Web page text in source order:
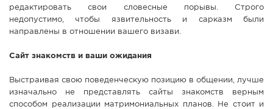
редактировать свои словесные порывы. Строго
недопустимо, чтобы язвительность и сарказм были
направлены в отношении вашего визави.
Сайт знакомств и ваши ожидания
Выстраивая свою поведенческую позицию в общении, лучше
изначально не представлять сайты знакомств верным
способом реализации матримониальных планов. Не стоит и